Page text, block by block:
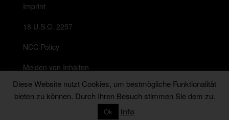
Imprint
18 U.S.C. 2257
NCC Policy
Melden von Inhalten
Anti Spam Richtlinie
© 2026 Natalie Alba
Diese Website nutzt Cookies, um bestmögliche Funktionalität
bieten zu können. Durch Ihren Besuch stimmen Sie dem zu.
Ok Info
Messenger